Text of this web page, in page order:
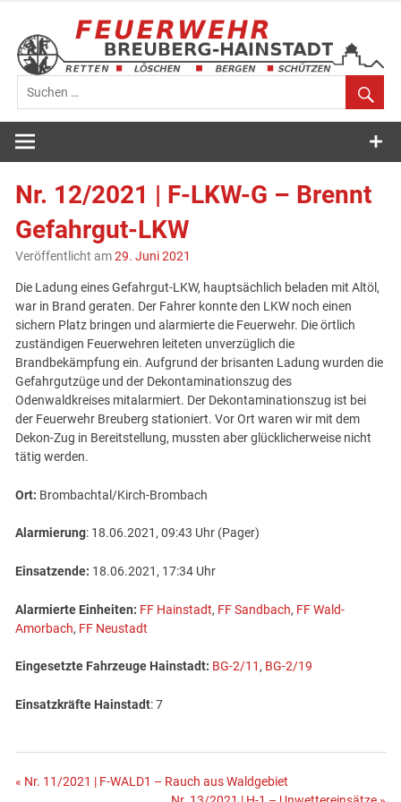
springen
Feuerwehr
Breuberg-
Hainstadt
Nr. 12/2021 | F-LKW-G – Brennt
Gefahrgut-LKW
Veröffentlicht am29. Juni 2021
Die Ladung eines Gefahrgut-LKW, hauptsächlich beladen mit Altöl,
war in Brand geraten. Der Fahrer konnte den LKW noch einen
sichern Platz bringen und alarmierte die Feuerwehr. Die örtlich
zuständigen Feuerwehren leiteten unverzüglich die
Brandbekämpfung ein. Aufgrund der brisanten Ladung wurden die
Gefahrgutzüge und der Dekontaminationszug des
Odenwaldkreises mitalarmiert. Der Dekontaminationszug ist bei
der Feuerwehr Breuberg stationiert. Vor Ort waren wir mit dem
Dekon-Zug in Bereitstellung, mussten aber glücklicherweise nicht
tätig werden.
Ort: Brombachtal/Kirch-Brombach
Alarmierung: 18.06.2021, 09:43 Uhr (Pager)
Einsatzende: 18.06.2021, 17:34 Uhr
Alarmierte Einheiten: FF Hainstadt, FF Sandbach, FF Wald-
Amorbach, FF Neustadt
Eingesetzte Fahrzeuge Hainstadt: BG-2/11, BG-2/19
Einsatzkräfte Hainstadt: 7
Beitragsnavigation
« Nr. 11/2021 | F-WALD1 – Rauch aus Waldgebiet